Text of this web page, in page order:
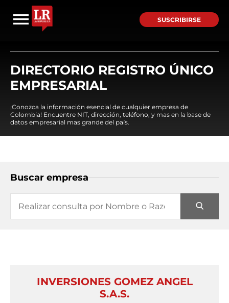
SUSCRIBIRSE
DIRECTORIO REGISTRO ÚNICO
EMPRESARIAL
¡Conozca la información esencial de cualquier empresa de
Colombia! Encuentre NIT, dirección, teléfono, y mas en la base de
datos empresarial mas grande del país.
Buscar empresa
INVERSIONES GOMEZ ANGEL
S.A.S.